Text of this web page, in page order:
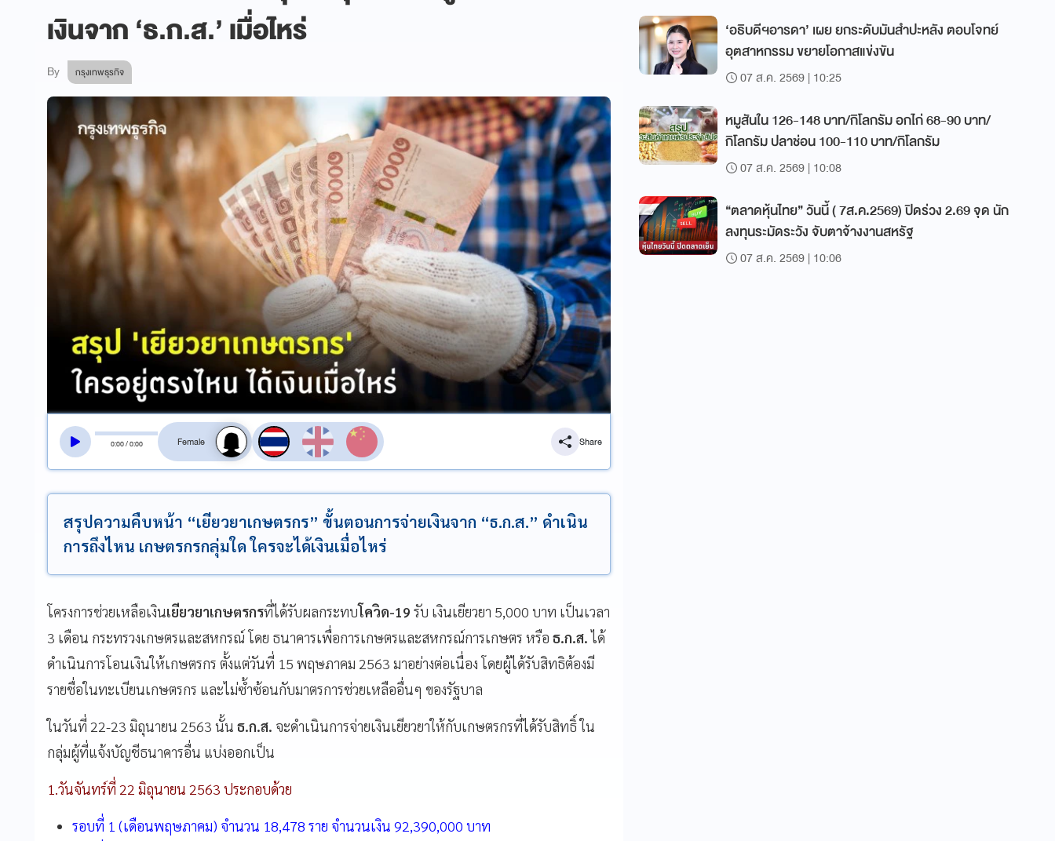
เงินจาก ‘ธ.ก.ส.’ เมื่อไหร่
By กรุงเทพธุรกิจ
0:00/0:00
สลับเสียงอ่าน
Share
สรุปความคืบหน้า “เยียวยาเกษตรกร” ขั้นตอนการจ่ายเงินจาก “ธ.ก.ส.” ดำเนิน
การถึงไหน เกษตรกรกลุ่มใด ใครจะได้เงินเมื่อไหร่
โครงการช่วยเหลือเงินเยียวยาเกษตรกรที่ได้รับผลกระทบโควิด-19 รับ เงินเยียวยา 5,000 บาท เป็นเวลา
3 เดือน กระทรวงเกษตรและสหกรณ์ โดย ธนาคารเพื่อการเกษตรและสหกรณ์การเกษตร หรือ ธ.ก.ส. ได้
ดำเนินการโอนเงินให้เกษตรกร ตั้งแต่วันที่ 15 พฤษภาคม 2563 มาอย่างต่อเนื่อง โดยผู้ได้รับสิทธิต้องมี
รายชื่อในทะเบียนเกษตรกร และไม่ซ้ำซ้อนกับมาตรการช่วยเหลืออื่นๆ ของรัฐบาล
ในวันที่ 22-23 มิถุนายน 2563 นั้น ธ.ก.ส. จะดำเนินการจ่ายเงินเยียวยาให้กับเกษตรกรที่ได้รับสิทธิ์ใน
กลุ่มผู้ที่แจ้งบัญชีธนาคารอื่น แบ่งออกเป็น
1.วันจันทร์ที่ 22 มิถุนายน 2563 ประกอบด้วย
รอบที่ 1 (เดือนพฤษภาคม) จำนวน 18,478 ราย จำนวนเงิน 92,390,000 บาท
‘อธิบดีฯอารดา’ เผย ยกระดับมันสำปะหลัง ตอบโจทย์
อุตสาหกรรม ขยายโอกาสแข่งขัน
07 ส.ค. 2569 | 10:25
หมูสันใน 126-148 บาท/กิโลกรัม อกไก่ 68-90 บาท/
กิโลกรัม ปลาช่อน 100-110 บาท/กิโลกรัม
07 ส.ค. 2569 | 10:08
“ตลาดหุ้นไทย” วันนี้ ( 7ส.ค.2569) ปิดร่วง 2.69 จุด นัก
ลงทุนระมัดระวัง จับตาจ้างงานสหรัฐ
07 ส.ค. 2569 | 10:06